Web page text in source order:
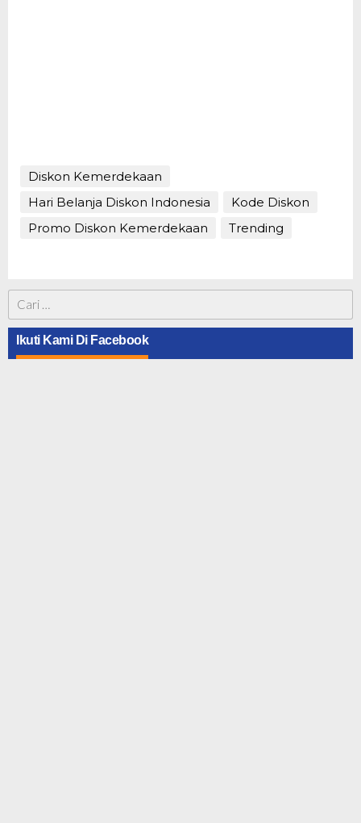
Diskon Kemerdekaan
Hari Belanja Diskon Indonesia
Kode Diskon
Promo Diskon Kemerdekaan
Trending
untuk:
Ikuti Kami Di Facebook